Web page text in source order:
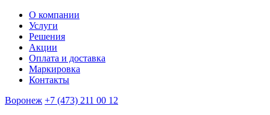
О компании
Услуги
Решения
Акции
Оплата и доставка
Маркировка
Контакты
Воронеж +7 (473) 211 00 12